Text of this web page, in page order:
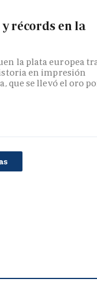
récords en la
la plata europea
en impresión
que se llevó el oro